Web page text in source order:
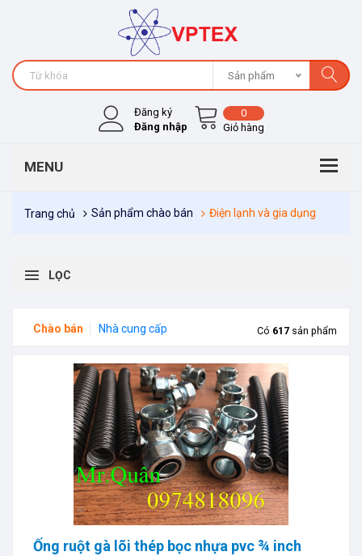
Sản phẩm
Đăng ký
Đăng nhập
0
Giỏ hàng
Trang chủ Sản phẩm chào bán Điện lạnh và gia dụng
LỌC
Chào bán Nhà cung cấp Có 617 sản phẩm
Ống ruột gà lõi thép bọc nhựa pvc ¾ inch